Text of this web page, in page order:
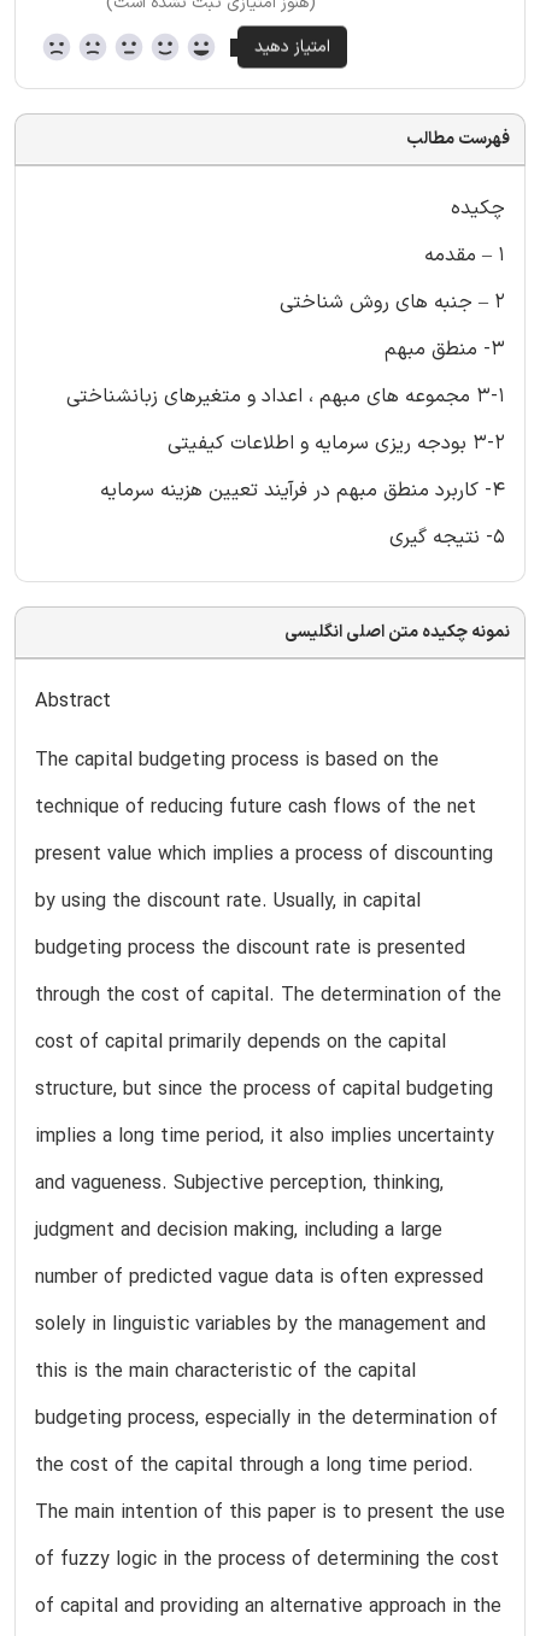
فهرست مطالب
چکیده
1 – مقدمه
2 – جنبه های روش شناختی
3- منطق مبهم
3-1 مجموعه های مبهم ، اعداد و متغیرهای زبانشناختی
3-2 بودجه ریزی سرمایه و اطلاعات کیفیتی
4- کاربرد منطق مبهم در فرآیند تعیین هزینه سرمایه
5- نتیجه گیری
نمونه چکیده متن اصلی انگلیسی
Abstract
The capital budgeting process is based on the
technique of reducing future cash flows of the net
present value which implies a process of discounting
by using the discount rate. Usually, in capital
budgeting process the discount rate is presented
through the cost of capital. The determination of the
cost of capital primarily depends on the capital
structure, but since the process of capital budgeting
implies a long time period, it also implies uncertainty
and vagueness. Subjective perception, thinking,
judgment and decision making, including a large
number of predicted vague data is often expressed
solely in linguistic variables by the management and
this is the main characteristic of the capital
budgeting process, especially in the determination of
the cost of the capital through a long time period.
The main intention of this paper is to present the use
of fuzzy logic in the process of determining the cost
of capital and providing an alternative approach in the